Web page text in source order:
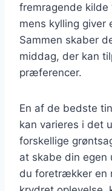
fremragende kilde
mens kylling
Sammen skaber
middag, der kan
præferencer.
En af de bedste
kan varieres i det
forskellige
at skabe din egen
du foretrækker en